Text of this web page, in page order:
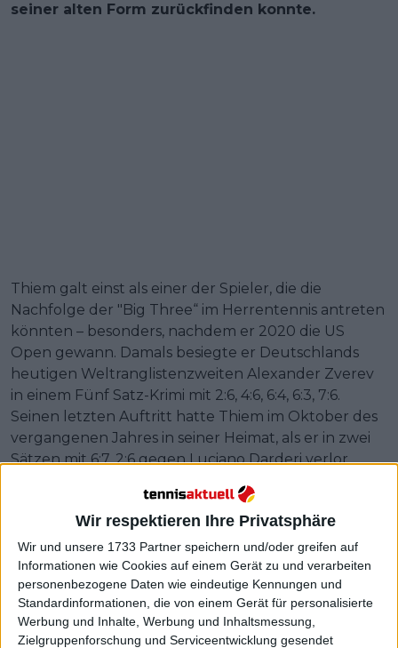
Wir respektieren Ihre Privatsphäre
Wir und unsere 1733 Partner speichern und/oder greifen auf
Informationen wie Cookies auf einem Gerät zu und verarbeiten
personenbezogene Daten wie eindeutige Kennungen und
Standardinformationen, die von einem Gerät für personalisierte
Werbung und Inhalte, Werbung und Inhaltsmessung,
Zielgruppenforschung und Serviceentwicklung gesendet
seiner alten Form zurückfinden konnte.
Thiem galt einst als einer der Spieler, die die
Nachfolge der "Big Three“ im Herrentennis antreten
könnten – besonders, nachdem er 2020 die US
Open gewann. Damals besiegte er Deutschlands
heutigen Weltranglistenzweiten Alexander Zverev
in einem Fünf Satz-Krimi mit 2:6, 4:6, 6:4, 6:3, 7:6.
Seinen letzten Auftritt hatte Thiem im Oktober des
vergangenen Jahres in seiner Heimat, als er in zwei
Sätzen mit 6:7, 2:6 gegen Luciano Darderi verlor.
Thiem wurde kürzlich in einem Bericht von
Tennis.com zitiert, in dem er zwei Nachwuchsspieler
ehemalige US Open-Sieger erklärte, dass er ein
großer Fan des BrasilianersJoao Fonsecaund des
TschechenJakub Mensik sei – und dass er den
beiden "jede Woche“ zusehen könne.